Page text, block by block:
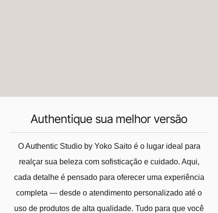
Authentique sua melhor versão
O Authentic Studio by Yoko Saito é o lugar ideal para
realçar sua beleza com sofisticação e cuidado. Aqui,
cada detalhe é pensado para oferecer uma experiência
completa — desde o atendimento personalizado até o
uso de produtos de alta qualidade. Tudo para que você